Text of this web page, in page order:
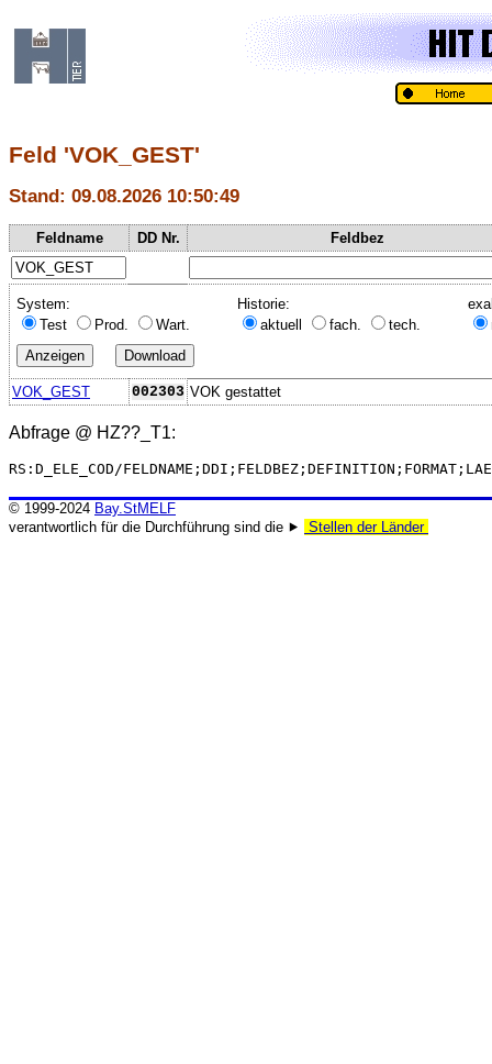
Feld 'VOK_GEST'
Stand: 09.08.2026 10:50:49
Feldname DD Nr. Feldbez
System:
Test
Prod. Wart.
Historie:
aktuell
fach. tech.
VOK_GEST 002303 VOK gestattet
Abfrage @ HZ??_T1:
RS:D_ELE_COD/
© 1999-2024 Bay.StMELF
verantwortlich für die Durchführung sind die ⯈
Stellen der Länder